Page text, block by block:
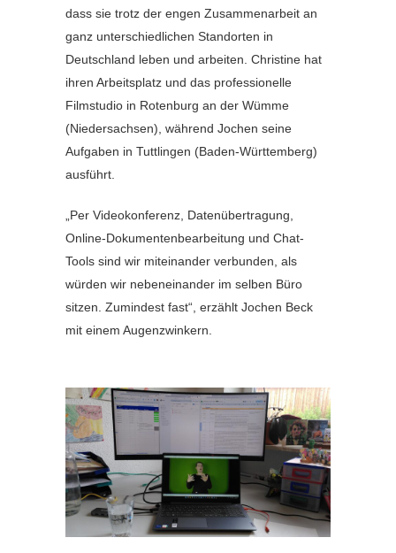
dass sie trotz der engen Zusammenarbeit an
ganz unterschiedlichen Standorten in
Deutschland leben und arbeiten. Christine hat
ihren Arbeitsplatz und das professionelle
Filmstudio in Rotenburg an der Wümme
(Niedersachsen), während Jochen seine
Aufgaben in Tuttlingen (Baden-Württemberg)
ausführt.
„Per Videokonferenz, Datenübertragung,
Online-Dokumentenbearbeitung und Chat-
Tools sind wir miteinander verbunden, als
würden wir nebeneinander im selben Büro
sitzen. Zumindest fast“, erzählt Jochen Beck
mit einem Augenzwinkern.